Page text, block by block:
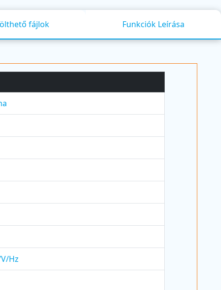
fájlok Funkciók Leírása
Hz